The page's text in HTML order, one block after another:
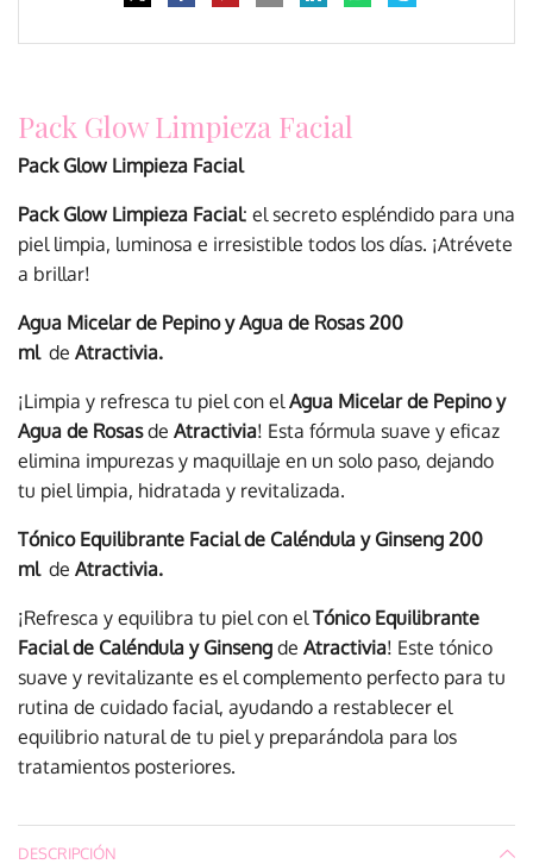
Pack Glow Limpieza Facial
Pack Glow Limpieza Facial
Pack Glow Limpieza Facial: el secreto espléndido para una
piel limpia, luminosa e irresistible todos los días. ¡Atrévete
a brillar!
Agua Micelar de Pepino y Agua de Rosas200
ml de Atractivia.
¡Limpia y refresca tu piel con elAgua Micelar de Pepino y
Agua de Rosasde Atractivia! Esta fórmula suave y eficaz
elimina impurezas y maquillaje en un solo paso, dejando
tu piel limpia, hidratada y revitalizada.
Tónico Equilibrante Facial de Caléndula y Ginseng 200
ml de Atractivia.
¡Refresca y equilibra tu piel con elTónico Equilibrante
Facial de Caléndula y Ginseng de Atractivia! Este tónico
suave y revitalizante es el complemento perfecto para tu
rutina de cuidado facial, ayudando a restablecer el
equilibrio natural de tu piel y preparándola para los
tratamientos posteriores.
DESCRIPCIÓN